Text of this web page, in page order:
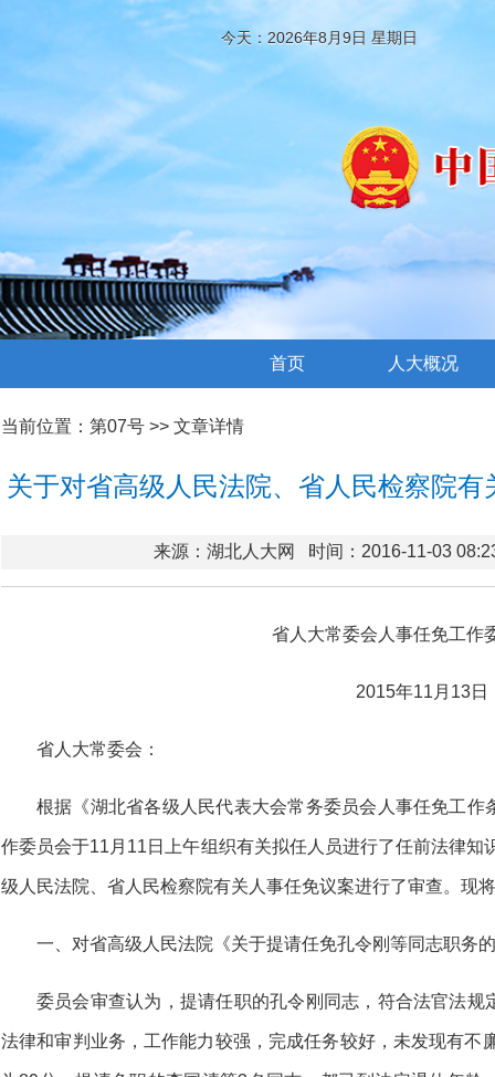
今天：2026年8月9日 星期日
首页 人大概况
当前位置： 第07号 >> 文章详情
关于对省高级人民法院、省人民检察院
来源：湖北人大网 时间：2016-11-03
省人大常委会人事任免工作
2015年11月13日
省人大常委会：
根据《湖北省各级人民代表大会常务委员会人事任免工
作委员会于11月11日上午组织有关拟任人员进行了任前法律知
级人民法院、省人民检察院有关人事任免议案进行了审查。现
一、对省高级人民法院《关于提请任免孔令刚等同志职务
委员会审查认为，提请任职的孔令刚同志，符合法官法
法律和审判业务，工作能力较强，完成任务较好，未发现有不